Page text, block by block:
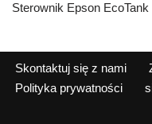
Sterownik Epson EcoTank
Skontaktuj się z nami
Polityka prywatności